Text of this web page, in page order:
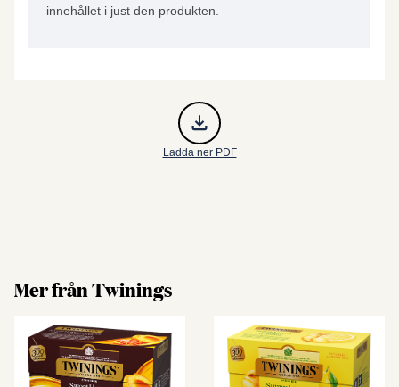
innehållet i just den produkten.
Ladda ner PDF
Mer från Twinings